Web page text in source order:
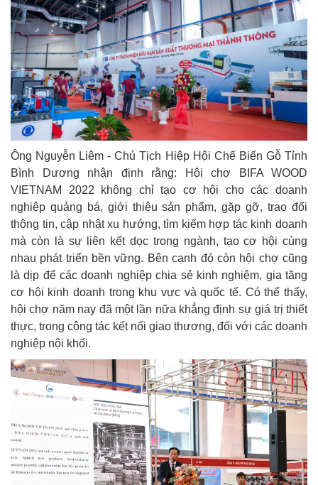
Ông Nguyễn Liêm - Chủ Tịch Hiệp Hội Chế Biến Gỗ Tỉnh
Bình Dương nhận định rằng: Hội chợ BIFA WOOD
VIETNAM 2022 không chỉ tạo cơ hội cho các doanh
nghiệp quảng bá, giới thiệu sản phẩm, gặp gỡ, trao đổi
thông tin, cập nhật xu hướng, tìm kiếm hợp tác kinh doanh
mà còn là sự liên kết dọc trong ngành, tạo cơ hội cùng
nhau phát triển bền vững. Bên cạnh đó còn hội chợ cũng
là dịp để các doanh nghiệp chia sẻ kinh nghiệm, gia tăng
cơ hội kinh doanh trong khu vực và quốc tế. Có thể thấy,
hội chợ năm nay đã một lần nữa khẳng định sự giá trị thiết
thực, trong công tác kết nối giao thương, đối với các doanh
nghiệp nội khối.